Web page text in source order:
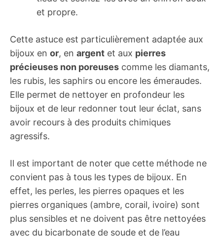
et propre.
Cette astuce est particulièrement adaptée aux
bijoux en or, en argent et aux pierres
précieuses non poreuses comme les diamants,
les rubis, les saphirs ou encore les émeraudes.
Elle permet de nettoyer en profondeur les
bijoux et de leur redonner tout leur éclat, sans
avoir recours à des produits chimiques
agressifs.
Il est important de noter que cette méthode ne
convient pas à tous les types de bijoux. En
effet, les perles, les pierres opaques et les
pierres organiques (ambre, corail, ivoire) sont
plus sensibles et ne doivent pas être nettoyées
avec du bicarbonate de soude et de l’eau